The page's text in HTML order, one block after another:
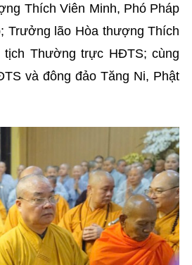
Thích Viên Minh, Phó Pháp
Trưởng lão Hòa thượng Thích
tịch Thường trực HĐTS;cùng
và đông đảo Tăng Ni, Phật